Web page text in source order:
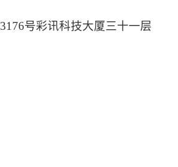
3176号彩讯科技大厦三十一层